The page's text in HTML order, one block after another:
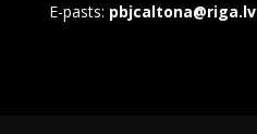
E-pasts: pbjcaltona@riga.lv